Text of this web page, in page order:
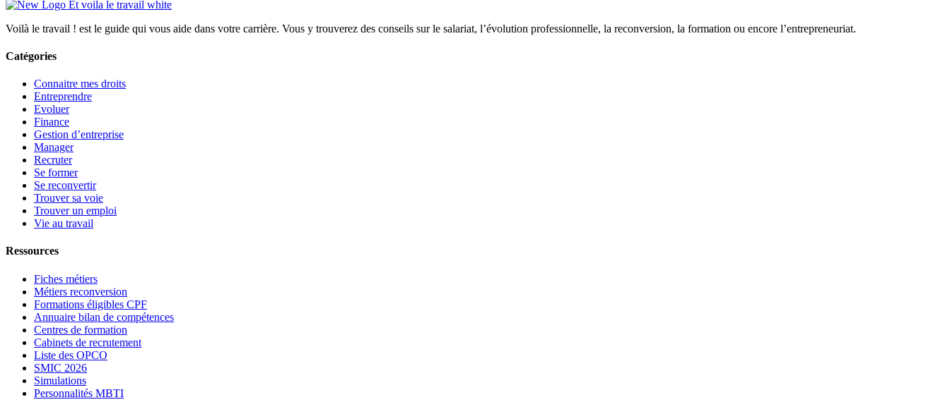
Voilà le travail ! est le guide qui vous aide dans votre carrière. Vous y trouverez des conseils sur le salariat, l’évolution professionnelle, la reconversion, la formation ou encore l’entrepreneuriat.
Catégories
Connaitre mes droits
Entreprendre
Evoluer
Finance
Gestion d’entreprise
Manager
Recruter
Se former
Se reconvertir
Trouver sa voie
Trouver un emploi
Vie au travail
Ressources
Fiches métiers
Métiers reconversion
Formations éligibles CPF
Annuaire bilan de compétences
Centres de formation
Cabinets de recrutement
Liste des OPCO
SMIC 2026
Simulations
Personnalités MBTI